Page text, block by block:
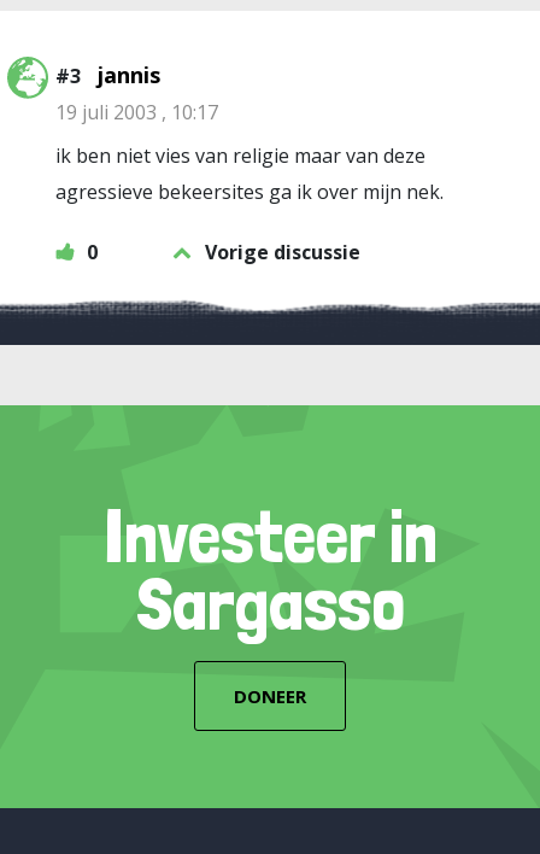
#3 jannis
19 juli 2003 , 10:17
ik ben niet vies van religie maar van deze
agressieve bekeersites ga ik over mijn nek.
0 Vorige discussie
Investeer in
Sargasso
DONEER